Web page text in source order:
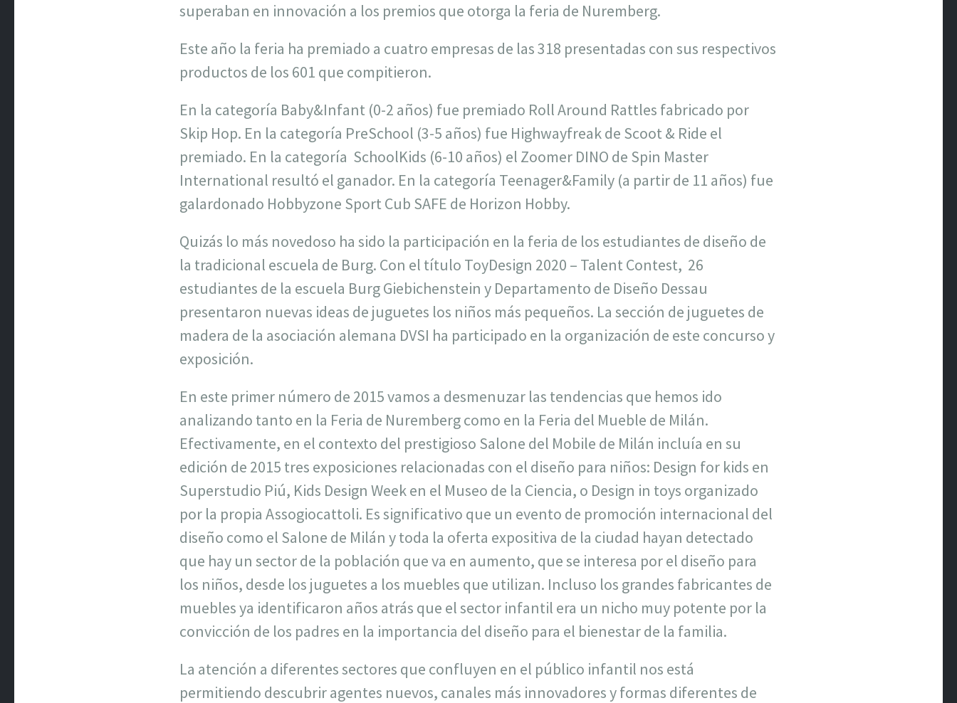
superaban en innovación a los premios que otorga la feria de Nuremberg.
Este año la feria ha premiado a cuatro empresas de las 318 presentadas con sus respectivos
productos de los 601 que compitieron.
En la categoría Baby&Infant (0-2 años) fue premiado Roll Around Rattles fabricado por
Skip Hop. En la categoría PreSchool (3-5 años) fue Highwayfreak de Scoot & Ride el
premiado. En la categoría SchoolKids (6-10 años) el Zoomer DINO de Spin Master
International resultó el ganador. En la categoría Teenager&Family (a partir de 11 años) fue
galardonado Hobbyzone Sport Cub SAFE de Horizon Hobby.
Quizás lo más novedoso ha sido la participación en la feria de los estudiantes de diseño de
la tradicional escuela de Burg. Con el título ToyDesign 2020 – Talent Contest, 26
estudiantes de la escuela Burg Giebichenstein y Departamento de Diseño Dessau
presentaron nuevas ideas de juguetes los niños más pequeños. La sección de juguetes de
madera de la asociación alemana DVSI ha participado en la organización de este concurso y
exposición.
En este primer número de 2015 vamos a desmenuzar las tendencias que hemos ido
analizando tanto en la Feria de Nuremberg como en la Feria del Mueble de Milán.
Efectivamente, en el contexto del prestigioso Salone del Mobile de Milán incluía en su
edición de 2015 tres exposiciones relacionadas con el diseño para niños: Design for kids en
Superstudio Piú, Kids Design Week en el Museo de la Ciencia, o Design in toys organizado
por la propia Assogiocattoli. Es significativo que un evento de promoción internacional del
diseño como el Salone de Milán y toda la oferta expositiva de la ciudad hayan detectado
que hay un sector de la población que va en aumento, que se interesa por el diseño para
los niños, desde los juguetes a los muebles que utilizan. Incluso los grandes fabricantes de
muebles ya identificaron años atrás que el sector infantil era un nicho muy potente por la
convicción de los padres en la importancia del diseño para el bienestar de la familia.
La atención a diferentes sectores que confluyen en el público infantil nos está
permitiendo descubrir agentes nuevos, canales más innovadores y formas diferentes de